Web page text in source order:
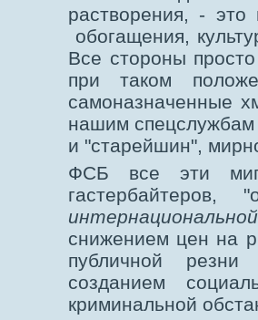
растворения, - это
обогащения,
Все стороны
при таком
самоназначенные
нашим спецслужбам
и "старейшин",
ФСБ все эти
интернациональной
снижением цен на
публичной резни
созданием
криминальной